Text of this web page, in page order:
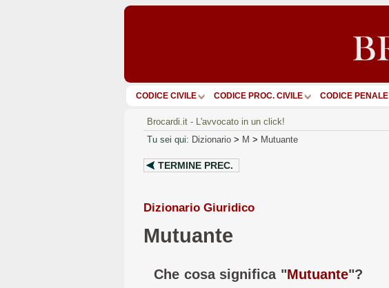
CODICE CIVILE CODICE PROC. CIVILE CODICE PENALE
Brocardi.it - L'avvocato in un click!
Tu sei qui: Dizionario > M > Mutuante
TERMINE PREC.
Dizionario Giuridico
Mutuante
Che cosa significa "Mutuante"?